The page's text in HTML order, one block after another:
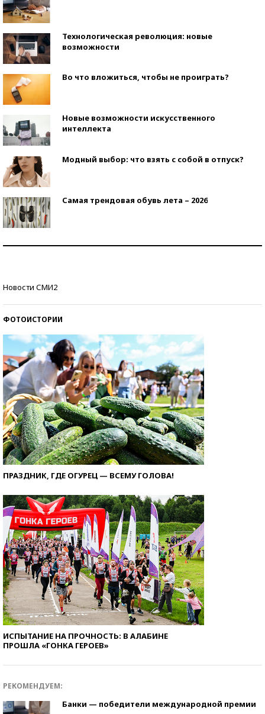
Технологическая революция: новые
возможности
Во что вложиться, чтобы не проиграть?
Новые возможности искусственного
интеллекта
Модный выбор: что взять с собой в отпуск?
Самая трендовая обувь лета – 2026
Новости СМИ2
ФОТОИСТОРИИ
ПРАЗДНИК, ГДЕ ОГУРЕЦ — ВСЕМУ ГОЛОВА!
ИСПЫТАНИЕ НА ПРОЧНОСТЬ: В АЛАБИНЕ
ПРОШЛА «ГОНКА ГЕРОЕВ»
РЕКОМЕНДУЕМ:
Банки — победители международной премии